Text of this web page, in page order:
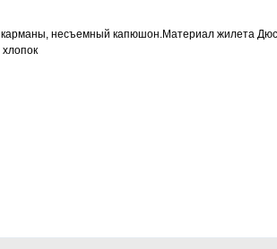
несъемный капюшон.Материал жилета